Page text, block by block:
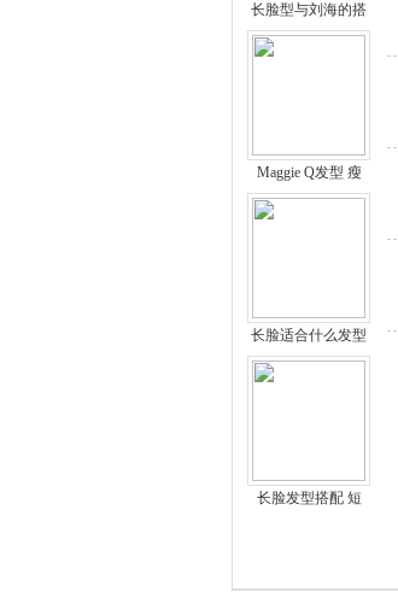
长脸型与刘海的搭
Maggie Q发型 瘦
长脸适合什么发型
长脸发型搭配 短